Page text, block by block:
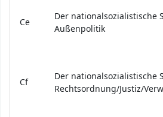
Ce
Der nationalsozialistische
Außenpolitik
Cf
Der nationalsozialistische
Rechtsordnung/Justiz/